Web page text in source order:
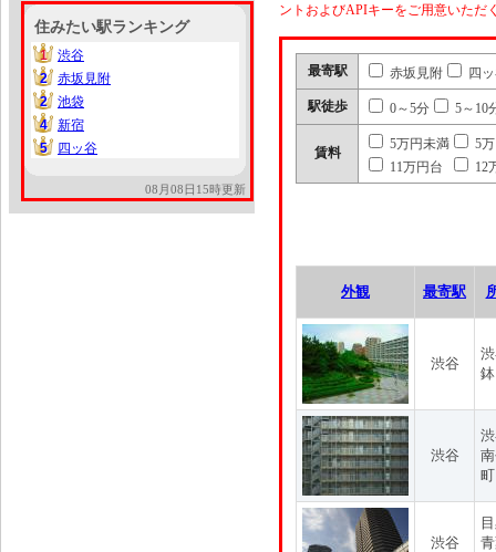
住みたい駅ランキング
1
1
渋谷
2
2
赤坂見附
2
2
池袋
4
4
新宿
5
5 四ッ谷
08月08日15時更新
ントおよびAPIキーをご用意いただ
最寄駅 赤坂見附 四
駅徒歩 0～5分 5～10
賃料
5万円未満
5
11万円台
12
外観 最寄駅
渋谷
渋谷
渋谷